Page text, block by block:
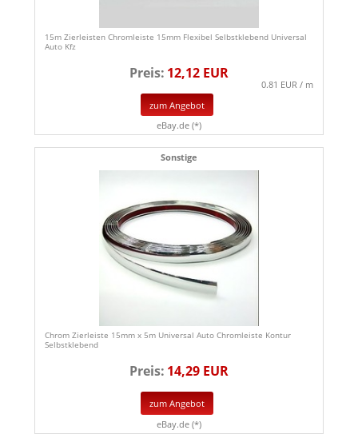
15m Zierleisten Chromleiste 15mm Flexibel Selbstklebend Universal
Auto Kfz
Preis: 12,12 EUR
0.81 EUR / m
zum Angebot
eBay.de (*)
Sonstige
Chrom Zierleiste 15mm x 5m Universal Auto Chromleiste Kontur
Selbstklebend
Preis: 14,29 EUR
zum Angebot
eBay.de (*)